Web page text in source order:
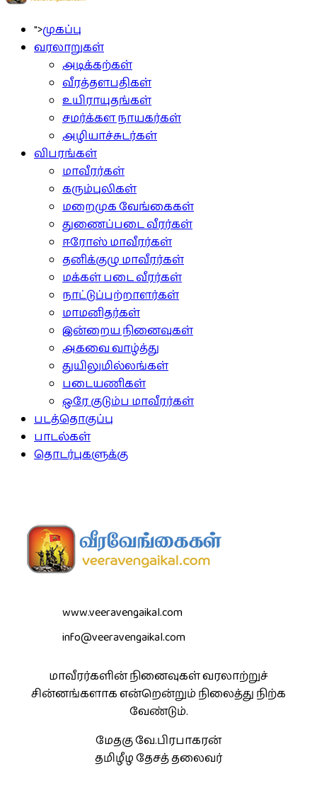
">முகப்பு
வரலாறுகள்
அடிக்கற்கள்
வீரத்தளபதிகள்
உயிராயுதங்கள்
சமர்க்கள நாயகர்கள்
அழியாச்சுடர்கள்
விபரங்கள்
மாவீரர்கள்
கரும்புலிகள்
மறைமுக வேங்கைகள்
துணைப்படை வீரர்கள்
ஈரோஸ் மாவீரர்கள்
தனிக்குழு மாவீரர்கள்
மக்கள் படை வீரர்கள்
நாட்டுப்பற்றாளர்கள்
மாமனிதர்கள்
இன்றைய நினைவுகள்
அகவை வாழ்த்து
துயிலுமில்லங்கள்
படையணிகள்
ஒரே குடும்ப மாவீரர்கள்
படத்தொகுப்பு
பாடல்கள்
தொடர்புகளுக்கு
www.veeravengaikal.com
info@veeravengaikal.com
மாவீரர்களின் நினைவுகள் வரலாற்றுச்
சின்னங்களாக என்றென்றும் நிலைத்து நிற்க
வேண்டும்.
மேதகு வே.பிரபாகரன்
தமிழீழ தேசத் தலைவர்